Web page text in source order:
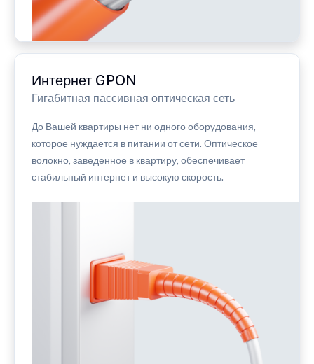
Интернет GPON
Гигабитная пассивная оптическая сеть
До Вашей квартиры нет ни одного оборудования,
которое нуждается в питании от сети. Оптическое
волокно, заведенное в квартиру, обеспечивает
стабильный интернет и высокую скорость.